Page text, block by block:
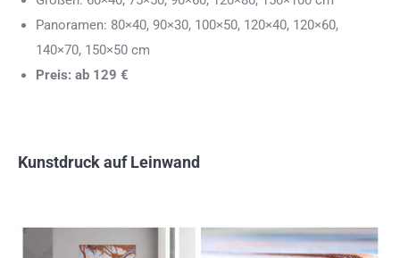
Panoramen: 80×40, 90×30, 100×50, 120×40, 120×60,
140×70, 150×50 cm
Preis: ab 129 €
Kunstdruck auf Leinwand